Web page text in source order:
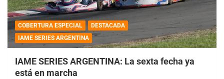
COBERTURA ESPECIAL
DESTACADA
IAME SERIES ARGENTINA
IAME SERIES ARGENTINA: La sexta fecha ya
está en marcha